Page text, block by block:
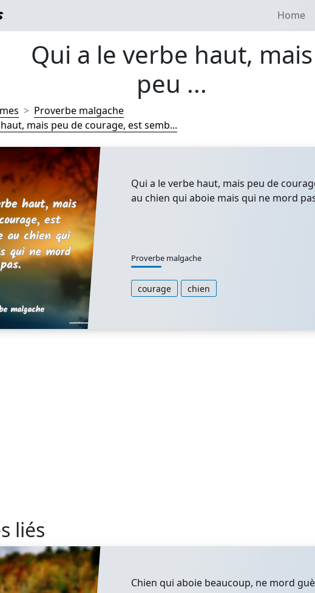
Home
Qui a le verbe haut, mais
peu ...
Proverbe malgache
mais peu de courage, est semb...
Qui a le verbe haut, mais peu de
au chien qui aboie mais qui ne mord
Proverbe malgache
courage chien
liés
Chien qui aboie beaucoup, ne mord